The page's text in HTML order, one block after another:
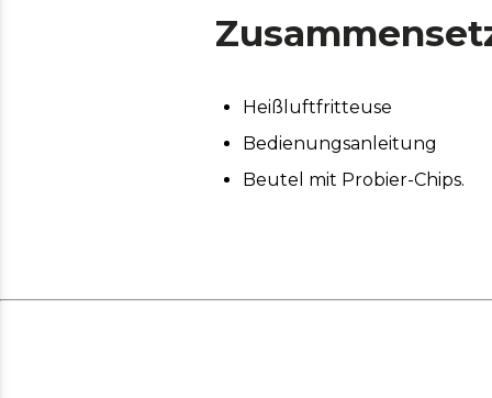
Grillfunktion. Grillin Style:
erzielen Sie den perfekten
der idealen Temperatur
Heißluftfritteuse
Bedienungsanleitung
Beutel mit Probier-Chips.